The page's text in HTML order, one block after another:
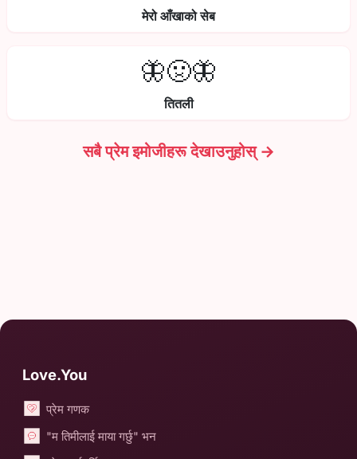
मेरो आँखाको सेब
🦋🤢🦋
तितली
सबै प्रेम इमोजीहरू देखाउनुहोस् →
Love.You
प्रेम गणक
"म तिमीलाई माया गर्छु" भन